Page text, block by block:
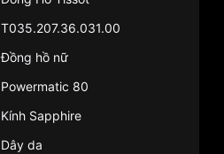
T035.207.36.031.00
Đồng hồ nữ
Powermatic 80
Kính Sapphire
Dây da